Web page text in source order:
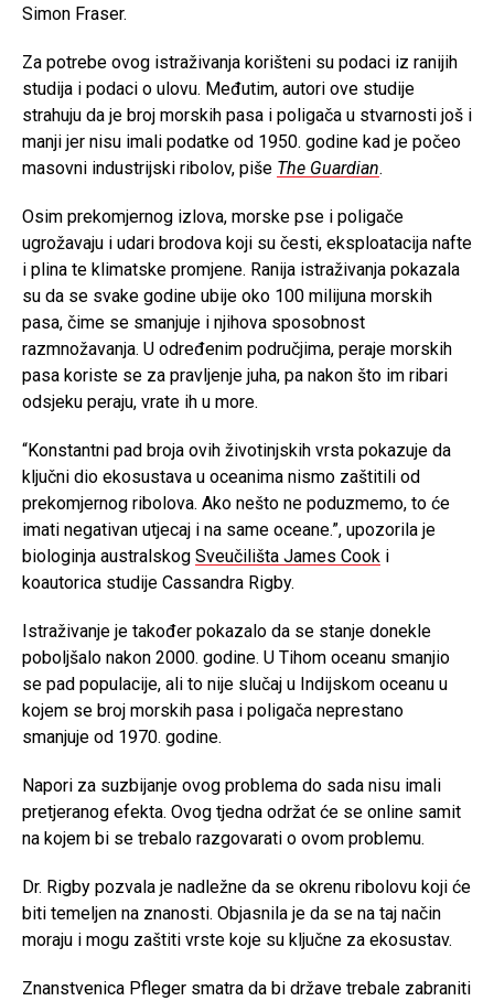
Simon Fraser.
Za potrebe ovog istraživanja korišteni su podaci iz ranijih
studija i podaci o ulovu. Međutim, autori ove studije
strahuju da je broj morskih pasa i poligača u stvarnosti još i
manji jer nisu imali podatke od 1950. godine kad je počeo
masovni industrijski ribolov, piše The Guardian.
Osim prekomjernog izlova, morske pse i poligače
ugrožavaju i udari brodova koji su česti, eksploatacija nafte
i plina te klimatske promjene. Ranija istraživanja pokazala
su da se svake godine ubije oko 100 milijuna morskih
pasa, čime se smanjuje i njihova sposobnost
razmnožavanja. U određenim područjima, peraje morskih
pasa koriste se za pravljenje juha, pa nakon što im ribari
odsjeku peraju, vrate ih u more.
“Konstantni pad broja ovih životinjskih vrsta pokazuje da
ključni dio ekosustava u oceanima nismo zaštitili od
prekomjernog ribolova. Ako nešto ne poduzmemo, to će
imati negativan utjecaj i na same oceane.”, upozorila je
biologinja australskog Sveučilišta James Cook i
koautorica studije Cassandra Rigby.
Istraživanje je također pokazalo da se stanje donekle
poboljšalo nakon 2000. godine. U Tihom oceanu smanjio
se pad populacije, ali to nije slučaj u Indijskom oceanu u
kojem se broj morskih pasa i poligača neprestano
smanjuje od 1970. godine.
Napori za suzbijanje ovog problema do sada nisu imali
pretjeranog efekta. Ovog tjedna održat će se online samit
na kojem bi se trebalo razgovarati o ovom problemu.
Dr. Rigby pozvala je nadležne da se okrenu ribolovu koji će
biti temeljen na znanosti. Objasnila je da se na taj način
moraju i mogu zaštiti vrste koje su ključne za ekosustav.
Znanstvenica Pfleger smatra da bi države trebale zabraniti